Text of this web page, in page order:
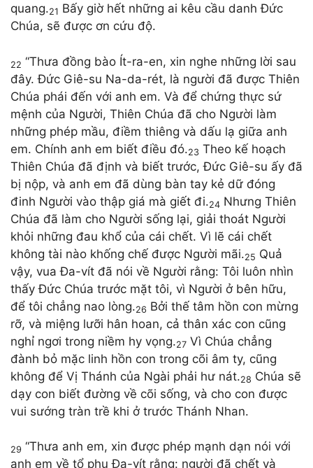
quang.21 Bấy giờ hết những ai kêu cầu danh Đức
Chúa, sẽ được ơn cứu độ.
22 “Thưa đồng bào Ít-ra-en, xin nghe những lời sau
đây. Đức Giê-su Na-da-rét, là người đã được Thiên
Chúa phái đến với anh em. Và để chứng thực sứ
mệnh của Người, Thiên Chúa đã cho Người làm
những phép mầu, điềm thiêng và dấu lạ giữa anh
em. Chính anh em biết điều đó.23 Theo kế hoạch
Thiên Chúa đã định và biết trước, Đức Giê-su ấy đã
bị nộp, và anh em đã dùng bàn tay kẻ dữ đóng
đinh Người vào thập giá mà giết đi.24 Nhưng Thiên
Chúa đã làm cho Người sống lại, giải thoát Người
khỏi những đau khổ của cái chết. Vì lẽ cái chết
không tài nào khống chế được Người mãi.25 Quả
vậy, vua Đa-vít đã nói về Người rằng: Tôi luôn nhìn
thấy Đức Chúa trước mặt tôi, vì Người ở bên hữu,
để tôi chẳng nao lòng.26 Bởi thế tâm hồn con mừng
rỡ, và miệng lưỡi hân hoan, cả thân xác con cũng
nghỉ ngơi trong niềm hy vọng.27 Vì Chúa chẳng
đành bỏ mặc linh hồn con trong cõi âm ty, cũng
không để Vị Thánh của Ngài phải hư nát.28 Chúa sẽ
dạy con biết đường về cõi sống, và cho con được
vui sướng tràn trề khi ở trước Thánh Nhan.
29 “Thưa anh em, xin được phép mạnh dạn nói với
anh em về tổ phụ Đa-vít rằng: người đã chết và